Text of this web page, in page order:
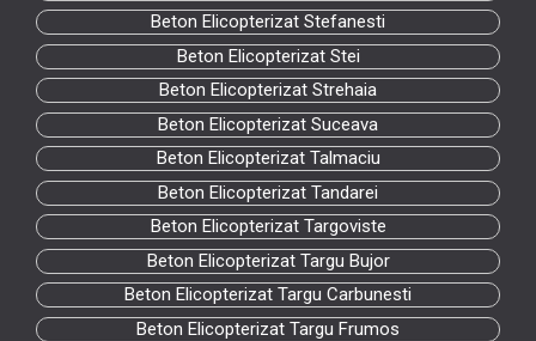
Beton Elicopterizat Stefanesti
Beton Elicopterizat Stei
Beton Elicopterizat Strehaia
Beton Elicopterizat Suceava
Beton Elicopterizat Talmaciu
Beton Elicopterizat Tandarei
Beton Elicopterizat Targoviste
Beton Elicopterizat Targu Bujor
Beton Elicopterizat Targu Carbunesti
Beton Elicopterizat Targu Frumos